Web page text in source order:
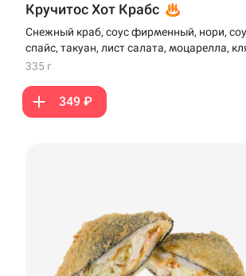
Кручитос Хот Крабс
Снежный краб, соус фирменный, нори,
спайс, такуан, лист салата, моцарелла,
панко
335 г
349 ₽